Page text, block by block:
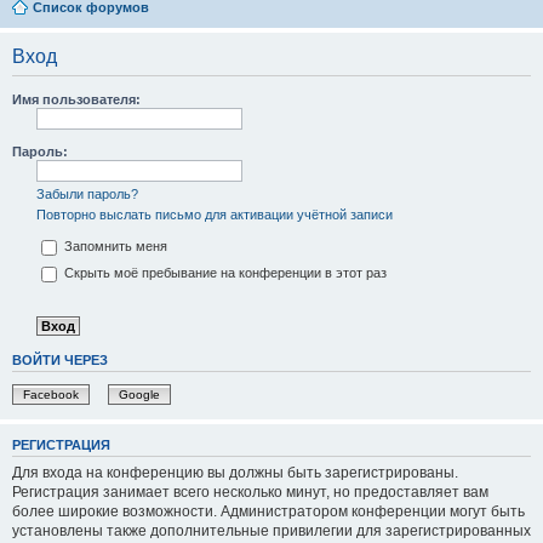
Список форумов
Вход
Имя пользователя:
Пароль:
Забыли пароль?
Повторно выслать письмо для активации учётной записи
Запомнить меня
Скрыть моё пребывание на конференции в этот раз
ВОЙТИ ЧЕРЕЗ
Facebook Google
РЕГИСТРАЦИЯ
Для входа на конференцию вы должны быть зарегистрированы.
Регистрация занимает всего несколько минут, но предоставляет вам
более широкие возможности. Администратором конференции могут быть
установлены также дополнительные привилегии для зарегистрированных